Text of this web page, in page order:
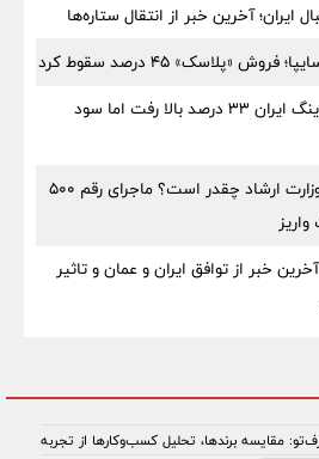
ایران؛ آخرین خبر از انتقال ستاره‌ها
«پلاسک» ۴۵ درصد سقوط کرد
معمای «ولیز»؛ درآمد لیزینگ ایران ۳۳ درصد بالا رفت اما سود
هدیه روز خبرنگار ۱۴۰۵ وزارت ارشاد چقدر است؟ ماجرای رقم ۵۰۰
خبر از توافق ایران و عمان و تاثیر
مقایسه برندها، تحلیل کسب‌وکارها از تجربه